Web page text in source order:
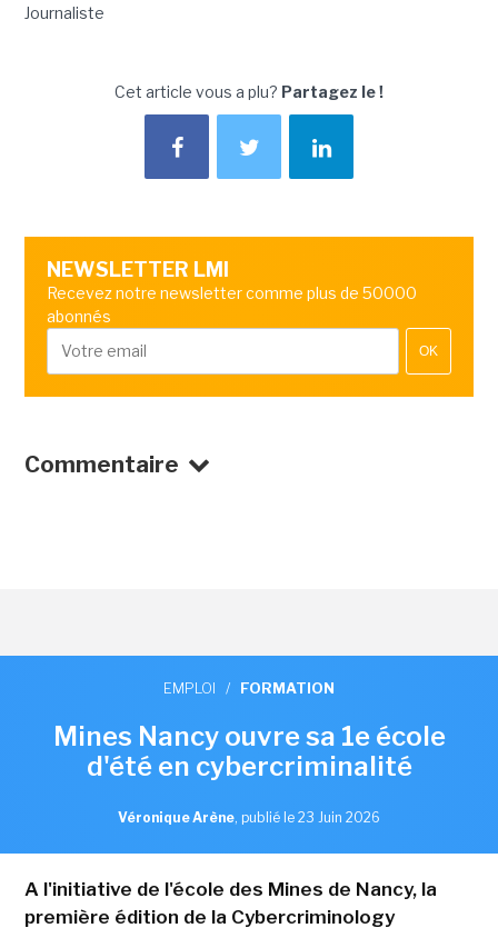
Journaliste
Cet article vous a plu? Partagez le !
NEWSLETTER LMI
Recevez notre newsletter comme plus de 50000
abonnés
OK
Commentaire
EMPLOI / FORMATION
Mines Nancy ouvre sa 1e école
d'été en cybercriminalité
Véronique Arène, publié le 23 Juin 2026
A l'initiative de l'école des Mines de Nancy, la
première édition de la Cybercriminology